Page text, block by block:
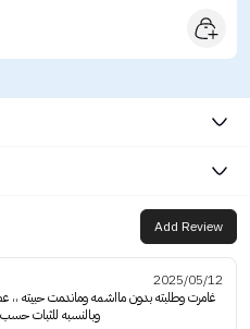
Add Review
2025/05/12
وبالنسبه للثبات حسب تجربتي